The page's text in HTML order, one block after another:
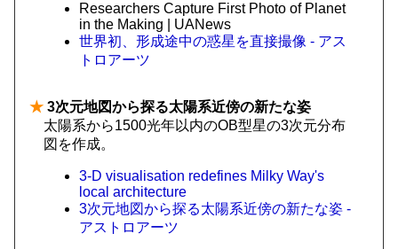
Researchers Capture First Photo of Planet
in the Making | UANews
世界初、形成途中の惑星を直接撮像 - アス
トロアーツ
★ 3次元地図から探る太陽系近傍の新たな姿
太陽系から1500光年以内のOB型星の3次元分布
図を作成。
3-D visualisation redefines Milky Way's
local architecture
3次元地図から探る太陽系近傍の新たな姿 -
アストロアーツ